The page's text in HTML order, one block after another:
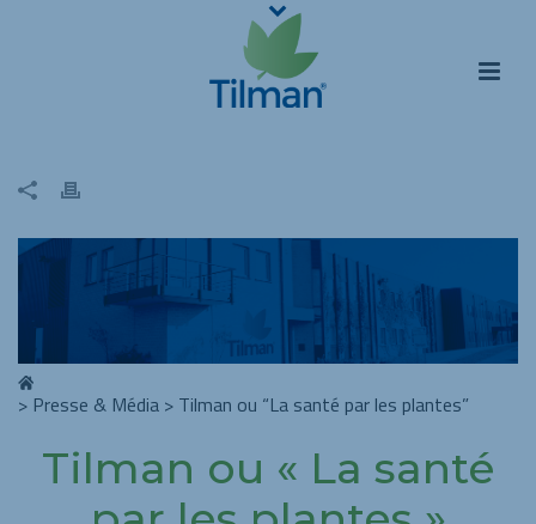
> Presse & Média > Tilman ou “La santé par les plantes”
Tilman ou « La santé